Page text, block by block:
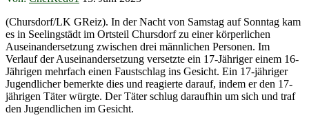
(Chursdorf/LK GReiz). In der Nacht von Samstag auf Sonntag kam
es in Seelingstädt im Ortsteil Chursdorf zu einer körperlichen
Auseinandersetzung zwischen drei männlichen Personen. Im
Verlauf der Auseinandersetzung versetzte ein 17-Jähriger einem 16-
Jährigen mehrfach einen Faustschlag ins Gesicht. Ein 17-jähriger
Jugendlicher bemerkte dies und reagierte darauf, indem er den 17-
jährigen Täter würgte. Der Täter schlug daraufhin um sich und traf
den Jugendlichen im Gesicht.